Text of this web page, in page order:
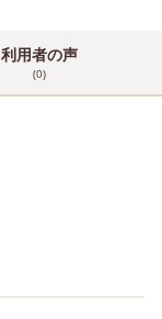
利用者の声
(0)